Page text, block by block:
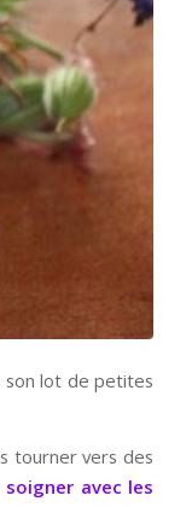
son lot de petites
tourner vers des
avec les